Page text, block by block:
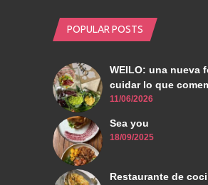
POPULAR POSTS
WEILO: una nueva
cuidar lo que
11/06/2026
Sea you
18/09/2025
Restaurante de